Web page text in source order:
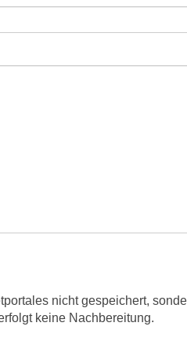
nicht gespeichert,
keine Nachbereitung.